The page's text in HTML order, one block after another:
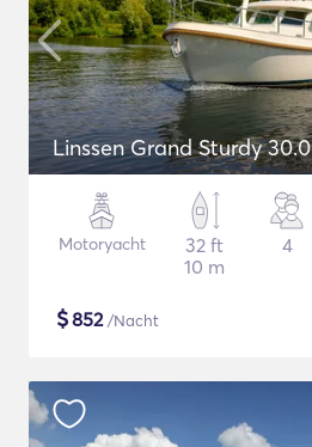
Linssen Grand Sturdy 30.0
Motoryacht
32 ft
10 m
4
$852/Nacht